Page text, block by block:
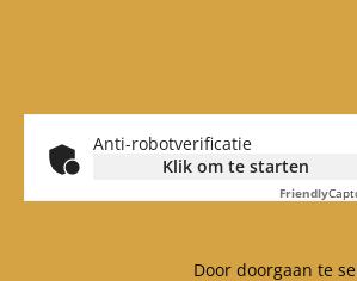
Anti-robotverificatie
Klik om te starten
Friendly
Door doorgaan te